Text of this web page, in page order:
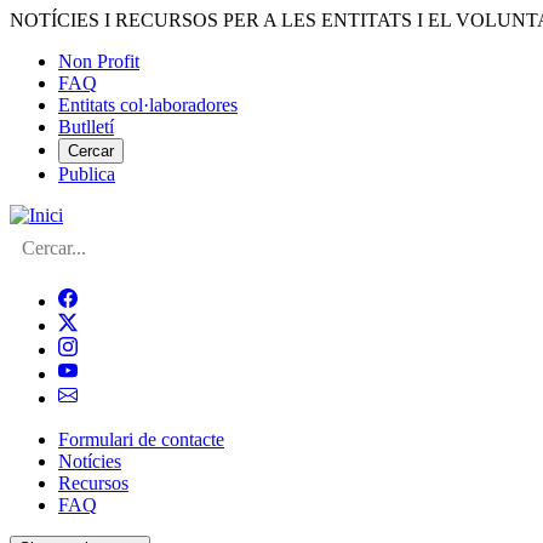
Vés
contingut
NOTÍCIES I RECURSOS PER A LES ENTITATS I EL
Menú
del
compte
d'usuari
Non Profit
FAQ
Entitats col·laboradores
Butlletí
Cercar
Publica
Cerca
Navegació
principal
de
Formulari de contacte
Notícies
Recursos
FAQ